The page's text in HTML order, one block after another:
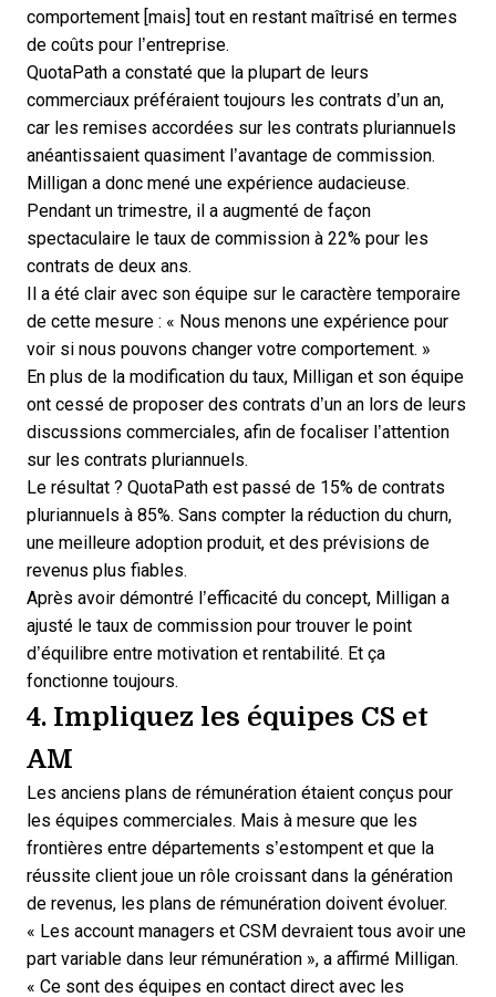
comportement [mais] tout en restant maîtrisé en termes
de coûts pour l’entreprise.
QuotaPath a constaté que la plupart de leurs
commerciaux préféraient toujours les contrats d’un an,
car les remises accordées sur les contrats pluriannuels
anéantissaient quasiment l’avantage de commission.
Milligan a donc mené une expérience audacieuse.
Pendant un trimestre, il a augmenté de façon
spectaculaire le taux de commission à 22% pour les
contrats de deux ans.
Il a été clair avec son équipe sur le caractère temporaire
de cette mesure : « Nous menons une expérience pour
voir si nous pouvons changer votre comportement. »
En plus de la modification du taux, Milligan et son équipe
ont cessé de proposer des contrats d’un an lors de leurs
discussions commerciales, afin de focaliser l’attention
sur les contrats pluriannuels.
Le résultat ? QuotaPath est passé de 15% de contrats
pluriannuels à 85%. Sans compter la réduction du churn,
une meilleure adoption produit, et des prévisions de
revenus plus fiables.
Après avoir démontré l’efficacité du concept, Milligan a
ajusté le taux de commission pour trouver le point
d’équilibre entre motivation et rentabilité. Et ça
fonctionne toujours.
4. Impliquez les équipes CS et
AM
Les anciens plans de rémunération étaient conçus pour
les équipes commerciales. Mais à mesure que les
frontières entre départements s’estompent et que la
réussite client joue un rôle croissant dans la génération
de revenus, les plans de rémunération doivent évoluer.
« Les account managers et CSM devraient tous avoir une
part variable dans leur rémunération », a affirmé Milligan.
« Ce sont des équipes en contact direct avec les